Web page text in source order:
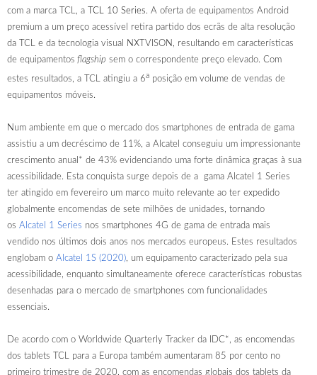
com a marca TCL, a
TCL 10 Series. A oferta de equipamentos Android
premium a um preço acessível retira partido dos ecrãs de alta resolução
da TCL e da tecnologia visual NXTVISON, resultando em características
de equipamentos flagship sem o correspondente preço elevado. Com
estes resultados, a TCL atingiu a 6a posição em volume de vendas de
equipamentos móveis.
Num ambiente em que o mercado dos smartphones de entrada de gama
assistiu a um decréscimo de 11%, a Alcatel conseguiu um impressionante
crescimento anual* de 43% evidenciando uma forte dinâmica graças à sua
acessibilidade. Esta conquista surge depois de a gama Alcatel 1 Series
ter atingido em fevereiro um marco muito relevante ao ter expedido
globalmente encomendas de sete milhões de unidades, tornando
os Alcatel 1 Series nos smartphones 4G de gama de entrada mais
vendido nos últimos dois anos nos mercados europeus. Estes resultados
englobam o Alcatel 1S (2020), um equipamento caracterizado pela sua
acessibilidade, enquanto simultaneamente oferece características robustas
desenhadas para o mercado de smartphones com funcionalidades
essenciais.
De acordo com o Worldwide Quarterly Tracker da IDC*, as encomendas
dos tablets TCL para a Europa também aumentaram 85 por cento no
primeiro trimestre de 2020, com as encomendas globais dos tablets da